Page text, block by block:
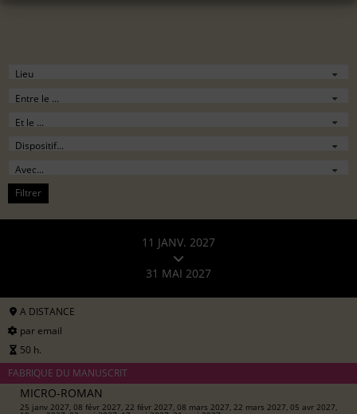
Filtrer
11 JANV. 2027
31 MAI 2027
A DISTANCE
par email
50 h.
FABRIQUE DU MANUSCRIT
MICRO-ROMAN
25 janv 2027, 08 févr 2027, 22 févr 2027, 08 mars 2027, 22 mars 2027, 05 avr 2027,